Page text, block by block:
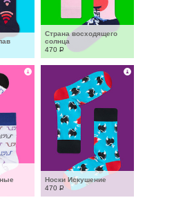
Страна восходящего
солнца
470 Р
Носки Искушение
470 Р